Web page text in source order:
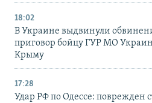
18:02
В Украине выдвинули
приговор бойцу ГУР МО
Крыму
17:28
Удар РФ по Одессе: поврежден